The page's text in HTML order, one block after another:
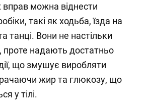
вправ можна віднести
такі як ходьба, їзда на
танці. Вони не настільки
надають достатньо
що змушує виробляти
жир та глюкозу, що
у тілі.